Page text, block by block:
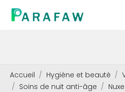
Accueil Hygiène et beauté
Soins de nuit anti-âge